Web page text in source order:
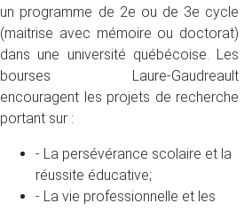
un programme de 2e ou de 3e cycle
(maitrise avec mémoire ou doctorat)
dans une université québécoise. Les
bourses Laure-Gaudreault
encouragent les projets de recherche
portant sur :
- La persévérance scolaire et la
réussite éducative;
- La vie professionnelle et les